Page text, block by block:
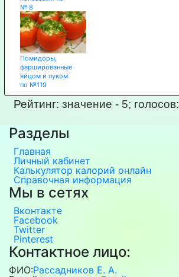
№ 8
Помидоры,
фаршированные
яйцом и луком
по №119
Рейтинг:значение - 5; голосов:
Разделы
Главная
Личный кабинет
Калькулятор калорий онлайн
Справочная информация
Мы в сетях
Вконтакте
Facebook
Twitter
Pinterest
Контактное лицо:
ФИО:Рассадников Е. А.